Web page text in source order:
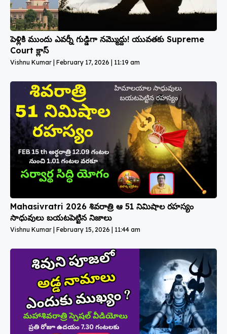
పెళ్లికి ముందు ఎవర్నీ గుడ్డిగా నమ్మొద్దు! యువతకు Supreme
Court క్లాస్
Vishnu Kumar February 17, 2026 11:19 am
Mahasivratri 2026 శివరాత్రి ఆ 51 నిమిషాల రహస్యం
సాధువులు బయటపెట్టిన నిజాలు
Vishnu Kumar February 15, 2026 11:44 am